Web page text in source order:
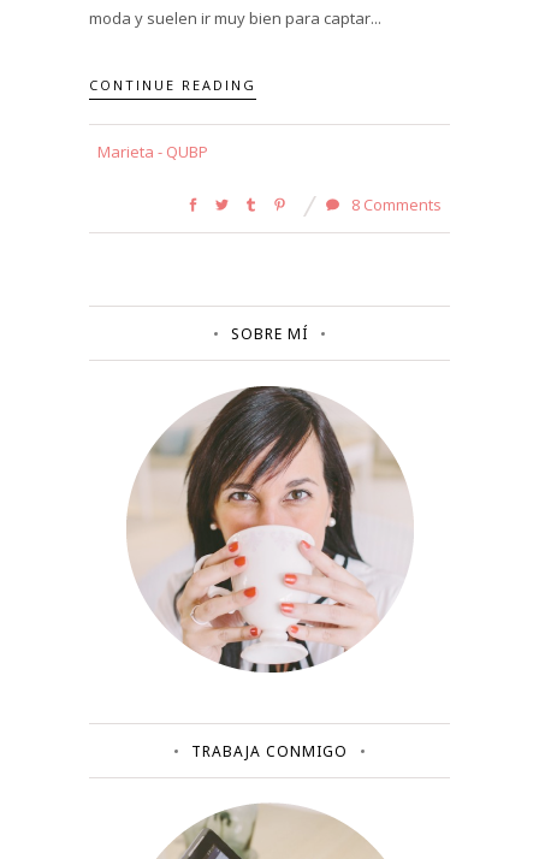
moda y suelen ir muy bien para captar...
CONTINUE READING
Marieta - QUBP
8 Comments
SOBRE MÍ
TRABAJA CONMIGO